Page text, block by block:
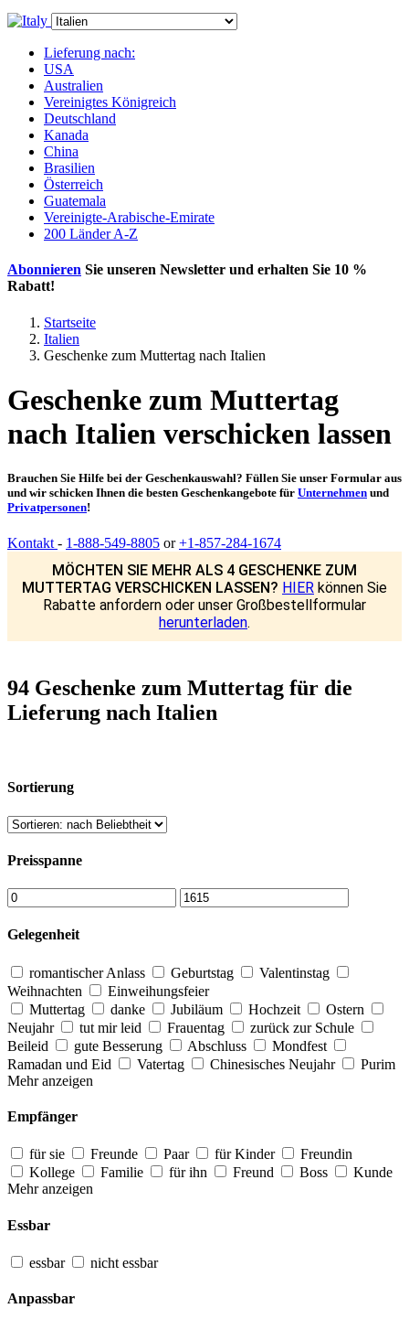
Lieferung nach:
USA
Australien
Vereinigtes Königreich
Deutschland
Kanada
China
Brasilien
Österreich
Guatemala
Vereinigte-Arabische-Emirate
200 Länder A-Z
Abonnieren Sie unseren Newsletter und erhalten Sie 10 %
Rabatt!
Startseite
Italien
Geschenke zum Muttertag nach Italien
Geschenke zum Muttertag
nach Italien verschicken lassen
Brauchen Sie Hilfe bei der Geschenkauswahl? Füllen Sie unser Formular aus
und wir schicken Ihnen die besten Geschenkangebote für Unternehmen und
Privatpersonen!
Kontakt - 1-888-549-8805 or+1-857-284-1674
MÖCHTEN SIE MEHR ALS 4 GESCHENKE ZUM
MUTTERTAG VERSCHICKEN LASSEN? HIER können Sie
Rabatte anfordern oder unser Großbestellformular
herunterladen.
94 Geschenke zum Muttertag für die
Lieferung nach Italien
Sortierung
Preisspanne
Gelegenheit
romantischer Anlass Geburtstag
Valentinstag
Weihnachten
Einweihungsfeier
Muttertag
danke Jubiläum Hochzeit
Ostern
Neujahr
tut mir leid Frauentag
zurück zur Schule
Beileid
gute Besserung Abschluss
Mondfest
Ramadan und Eid
Vatertag Chinesisches Neujahr
Purim
Mehr anzeigen
Empfänger
für sie Freunde Paar für Kinder
Freundin
Kollege
Familie für ihn Freund Boss
Kunde
Mehr anzeigen
Essbar
essbar nicht essbar
Anpassbar